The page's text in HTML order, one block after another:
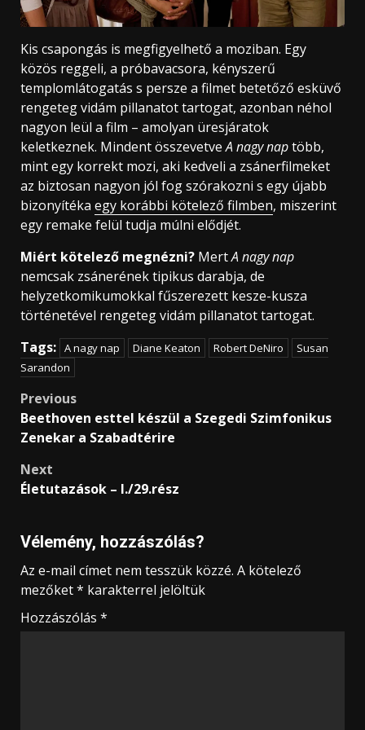
Kis csapongás is megfigyelhető a moziban. Egy
közös reggeli, a próbavacsora, kényszerű
templomlátogatás s persze a filmet betetőző esküvő
rengeteg vidám pillanatot tartogat, azonban néhol
nagyon leül a film – amolyan üresjáratok
keletkeznek. Mindent összevetveA nagy naptöbb,
mint egy korrekt mozi, aki kedveli a zsánerfilmeket
az biztosan nagyon jól fog szórakozni s egy újabb
bizonyítéka egy korábbi kötelező filmben, miszerint
egy remake felül tudja múlni elődjét.
Miért kötelező megnézni? MertA nagy nap
nemcsak zsánerének tipikus darabja, de
helyzetkomikumokkal fűszerezett kesze-kusza
történetével rengeteg vidám pillanatot tartogat.
Tags: A nagy nap Diane Keaton Robert DeNiro
Susan
Sarandon
Post
navigation
Previous
Beethoven esttel készül a Szegedi Szimfonikus
Zenekar a Szabadtérire
Next
Életutazások – I./29.rész
Vélemény, hozzászólás?
Az e-mail címet nem tesszük közzé. A kötelező
mezőket* karakterrel jelöltük
Hozzászólás *